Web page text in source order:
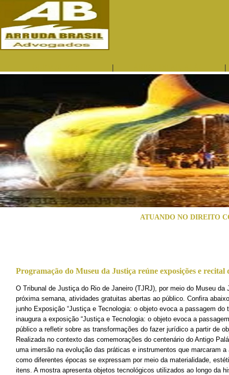
| |
ATUANDO NO DIREITO
Programação do Museu da Justiça reúne exposições e recital
O Tribunal de Justiça do Rio de Janeiro (TJRJ), por meio do Museu da
próxima semana, atividades gratuitas abertas ao público. Confira
junho Exposição “Justiça e Tecnologia: o objeto evoca a passagem do
inaugura a exposição “Justiça e Tecnologia: o objeto evoca a
público a refletir sobre as transformações do fazer jurídico a partir de
Realizada no contexto das comemorações do centenário do Antigo
uma imersão na evolução das práticas e instrumentos que marcaram
como diferentes épocas se expressam por meio da materialidade,
itens. A mostra apresenta objetos tecnológicos utilizados ao longo da